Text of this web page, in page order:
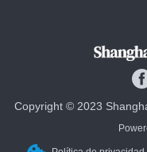
Copyright © 2023